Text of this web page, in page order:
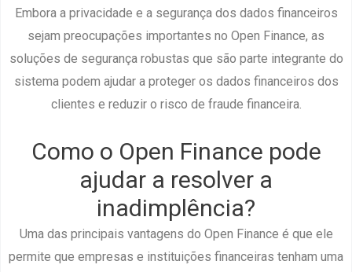
Embora a privacidade e a segurança dos dados financeiros
sejam preocupações importantes no Open Finance, as
soluções de segurança robustas que são parte integrante do
sistema podem ajudar a proteger os dados financeiros dos
clientes e reduzir o risco de fraude financeira.
Como o Open Finance pode
ajudar a resolver a
inadimplência?
Uma das principais vantagens do Open Finance é que ele
permite que empresas e instituições financeiras tenham uma